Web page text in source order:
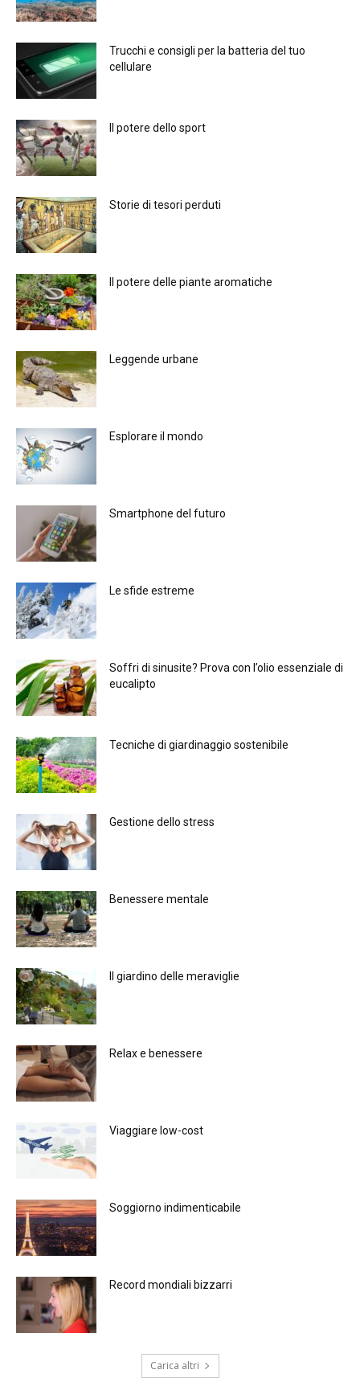
Trucchi e consigli per la batteria del tuo
cellulare
Il potere dello sport
Storie di tesori perduti
Il potere delle piante aromatiche
Leggende urbane
Esplorare il mondo
Smartphone del futuro
Le sfide estreme
Soffri di sinusite? Prova con l’olio essenziale di
eucalipto
Tecniche di giardinaggio sostenibile
Gestione dello stress
Benessere mentale
Il giardino delle meraviglie
Relax e benessere
Viaggiare low-cost
Soggiorno indimenticabile
Record mondiali bizzarri
Carica altri